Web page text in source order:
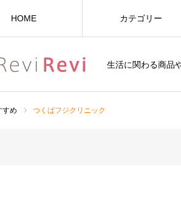
生活に関わる商品
HOME カテゴリー
すめ つくばフジクリニック